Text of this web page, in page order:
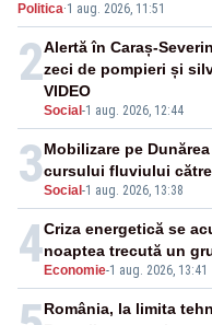
Guvernul Bolojan”
Politica·1 aug. 2026, 11:51
2
Social -1 aug. 2026, 12:44
Alertă în Caraș-
zeci de pompieri și
VIDEO
3Social -1 aug. 2026, 13:38
Mobilizare pe
cursului fluviului către
4 Economie-1 aug. 2026, 13:41
Criza energetică se
noaptea trecută un
România, la limita